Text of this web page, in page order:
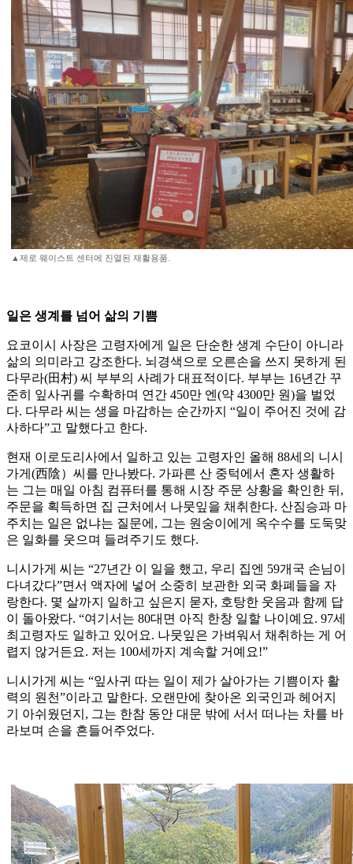
▲제로 웨이스트 센터에 진열된 재활용품.
일은 생계를 넘어 삶의 기쁨
요코이시 사장은 고령자에게 일은 단순한 생계 수단이 아니라
삶의 의미라고 강조한다. 뇌경색으로 오른손을 쓰지 못하게 된
다무라(田村) 씨 부부의 사례가 대표적이다. 부부는 16년간 꾸
준히 잎사귀를 수확하며 연간 450만 엔(약 4300만 원)을 벌었
다. 다무라 씨는 생을 마감하는 순간까지 “일이 주어진 것에 감
사하다”고 말했다고 한다.
현재 이로도리사에서 일하고 있는 고령자인 올해 88세의 니시
가게(西陰）씨를 만나봤다. 가파른 산 중턱에서 혼자 생활하
는 그는 매일 아침 컴퓨터를 통해 시장 주문 상황을 확인한 뒤,
주문을 획득하면 집 근처에서 나뭇잎을 채취한다. 산짐승과 마
주치는 일은 없냐는 질문에, 그는 원숭이에게 옥수수를 도둑맞
은 일화를 웃으며 들려주기도 했다.
니시가게 씨는 “27년간 이 일을 했고, 우리 집엔 59개국 손님이
다녀갔다”면서 액자에 넣어 소중히 보관한 외국 화폐들을 자
랑한다. 몇 살까지 일하고 싶은지 묻자, 호탕한 웃음과 함께 답
이 돌아왔다. “여기서는 80대면 아직 한창 일할 나이예요. 97세
최고령자도 일하고 있어요. 나뭇잎은 가벼워서 채취하는 게 어
렵지 않거든요. 저는 100세까지 계속할 거예요!”
니시가게 씨는 “잎사귀 따는 일이 제가 살아가는 기쁨이자 활
력의 원천”이라고 말한다. 오랜만에 찾아온 외국인과 헤어지
기 아쉬웠던지, 그는 한참 동안 대문 밖에 서서 떠나는 차를 바
라보며 손을 흔들어주었다.